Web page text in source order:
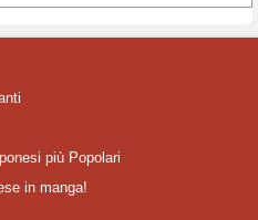
più Popolari
in manga!